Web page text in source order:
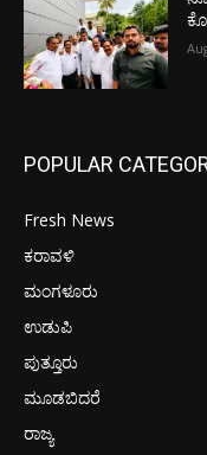
POPULAR
Fresh News
ಕರಾವಳಿ
ಮಂಗಳೂರು
ಉಡುಪಿ
ಪುತ್ತೂರು
ಮೂಡಬಿದರೆ
ರಾಜ್ಯ